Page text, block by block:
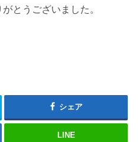
とうございました。
シェア
LINE